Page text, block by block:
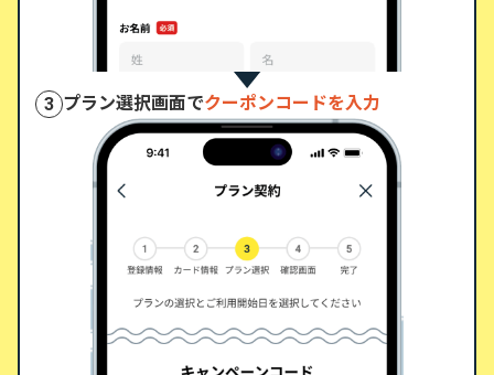
3 プラン選択画面でクーポンコードを入力